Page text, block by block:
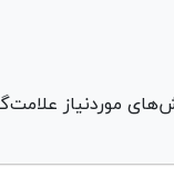
موردنیاز